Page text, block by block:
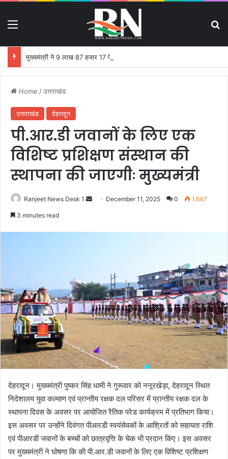
Home /उत्तराखंड
उत्तराखंड देहरादून
पी.आर.डी जवानों के लिए एक
विशिष्ट प्रशिक्षण संस्थान की
स्थापना की जाएगीः मुख्यमंत्री
Ranjeet News Desk 1
m
a
i
l
December 11, 2025 0 1,647
3 minutes read
देहरादून। मुख्यमंत्री पुष्कर सिंह धामी ने गुरूवार को ननूरखेड़ा, देहरादून स्थित
निदेशालय युवा कल्याण एवं प्रान्तीय रक्षक दल परिसर में प्रान्तीय रक्षक दल के
स्थापना दिवस के अवसर पर आयोजित रैतिक परेड कार्यक्रम में प्रतिभाग किया।
इस अवसर पर उन्होंने दिवंगत पीआरडी स्वयंसेवकों के आश्रितों को सहायता राशि
एवं पीआरडी जवानों के बच्चों को छात्रवृत्ति के चेक भी प्रदान किए। इस अवसर
पर मुख्यमंत्री ने घोषणा कि की पी.आर.डी जवानों के लिए एक विशिष्ट प्रशिक्षण